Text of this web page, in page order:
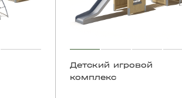
Детский игровой
комплекс